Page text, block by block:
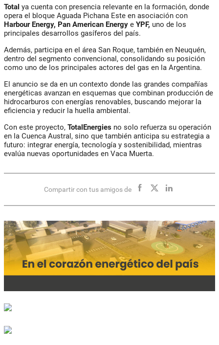
Total ya cuenta con presencia relevante en la formación, donde
opera el bloque Aguada Pichana Este en asociación con
Harbour Energy, Pan American Energy e YPF, uno de los
principales desarrollos gasíferos del país.
Además, participa en el área San Roque, también en Neuquén,
dentro del segmento convencional, consolidando su posición
como uno de los principales actores del gas en la Argentina.
El anuncio se da en un contexto donde las grandes compañías
energéticas avanzan en esquemas que combinan producción de
hidrocarburos con energías renovables, buscando mejorar la
eficiencia y reducir la huella ambiental.
Con este proyecto, TotalEnergies no solo refuerza su operación
en la Cuenca Austral, sino que también anticipa su estrategia a
futuro: integrar energía, tecnología y sostenibilidad, mientras
evalúa nuevas oportunidades en Vaca Muerta.
Compartir con tus amigos de